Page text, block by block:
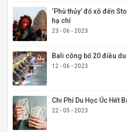
‘Phù thủy’ đổ xô đến
hạ chí
23 - 06 - 2023
Bali công bố 20 điều
12 - 06 - 2023
Chi Phí Du Học Úc Hết
22 - 05 - 2023